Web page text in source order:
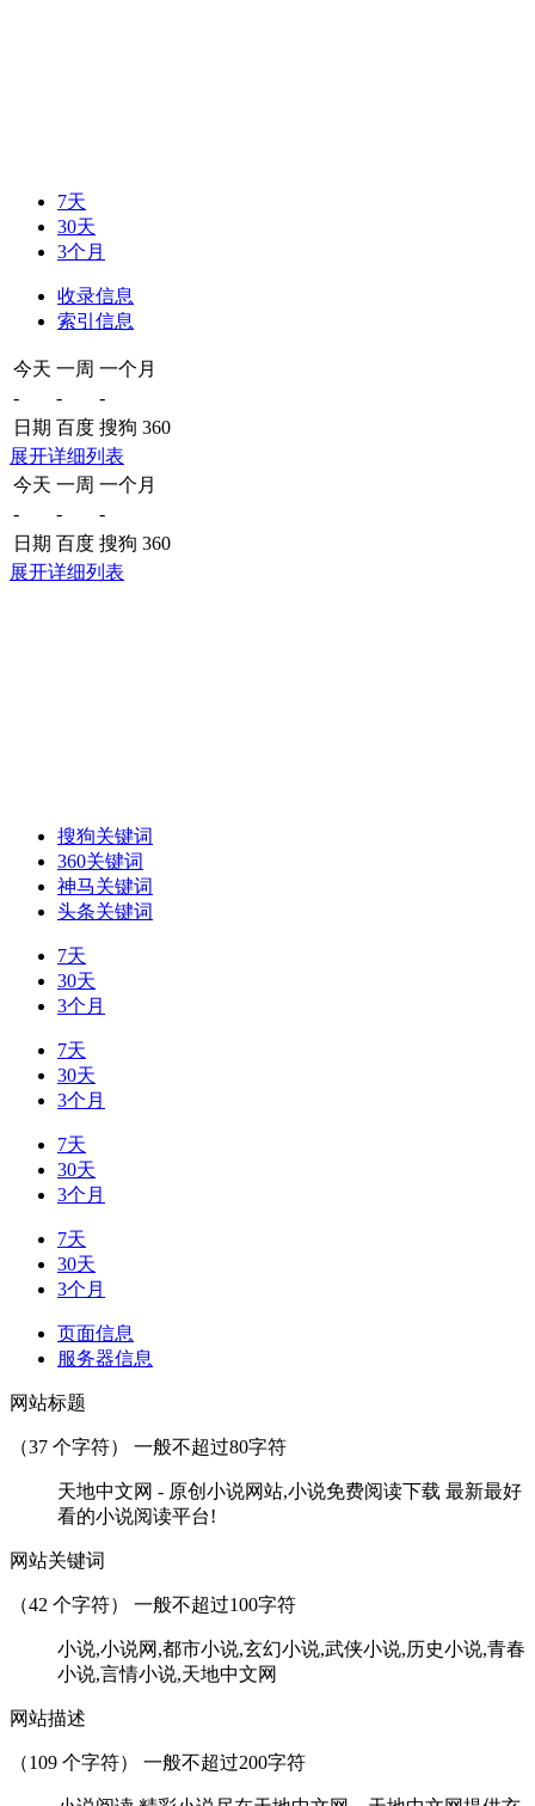
7天
30天
3个月
收录信息
索引信息
今天 一周 一个月
-
-
-
日期 百度 搜狗 360
展开详细列表
今天 一周 一个月
-
-
-
日期 百度 搜狗 360
展开详细列表
搜狗关键词
360关键词
神马关键词
头条关键词
7天
30天
3个月
7天
30天
3个月
7天
30天
3个月
7天
30天
3个月
页面信息
服务器信息
网站标题
（37 个字符） 一般不超过80字符
天地中文网 - 原创小说网站,小说免费阅读下载 最新最好
看的小说阅读平台!
网站关键词
（42 个字符） 一般不超过100字符
小说,小说网,都市小说,玄幻小说,武侠小说,历史小说,青春
小说,言情小说,天地中文网
网站描述
（109 个字符） 一般不超过200字符